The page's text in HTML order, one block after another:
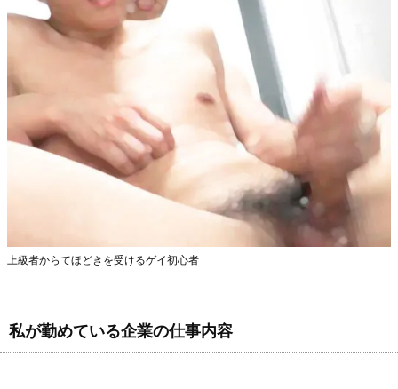
上級者からてほどきを受けるゲイ初心者
私が勤めている企業の仕事内容